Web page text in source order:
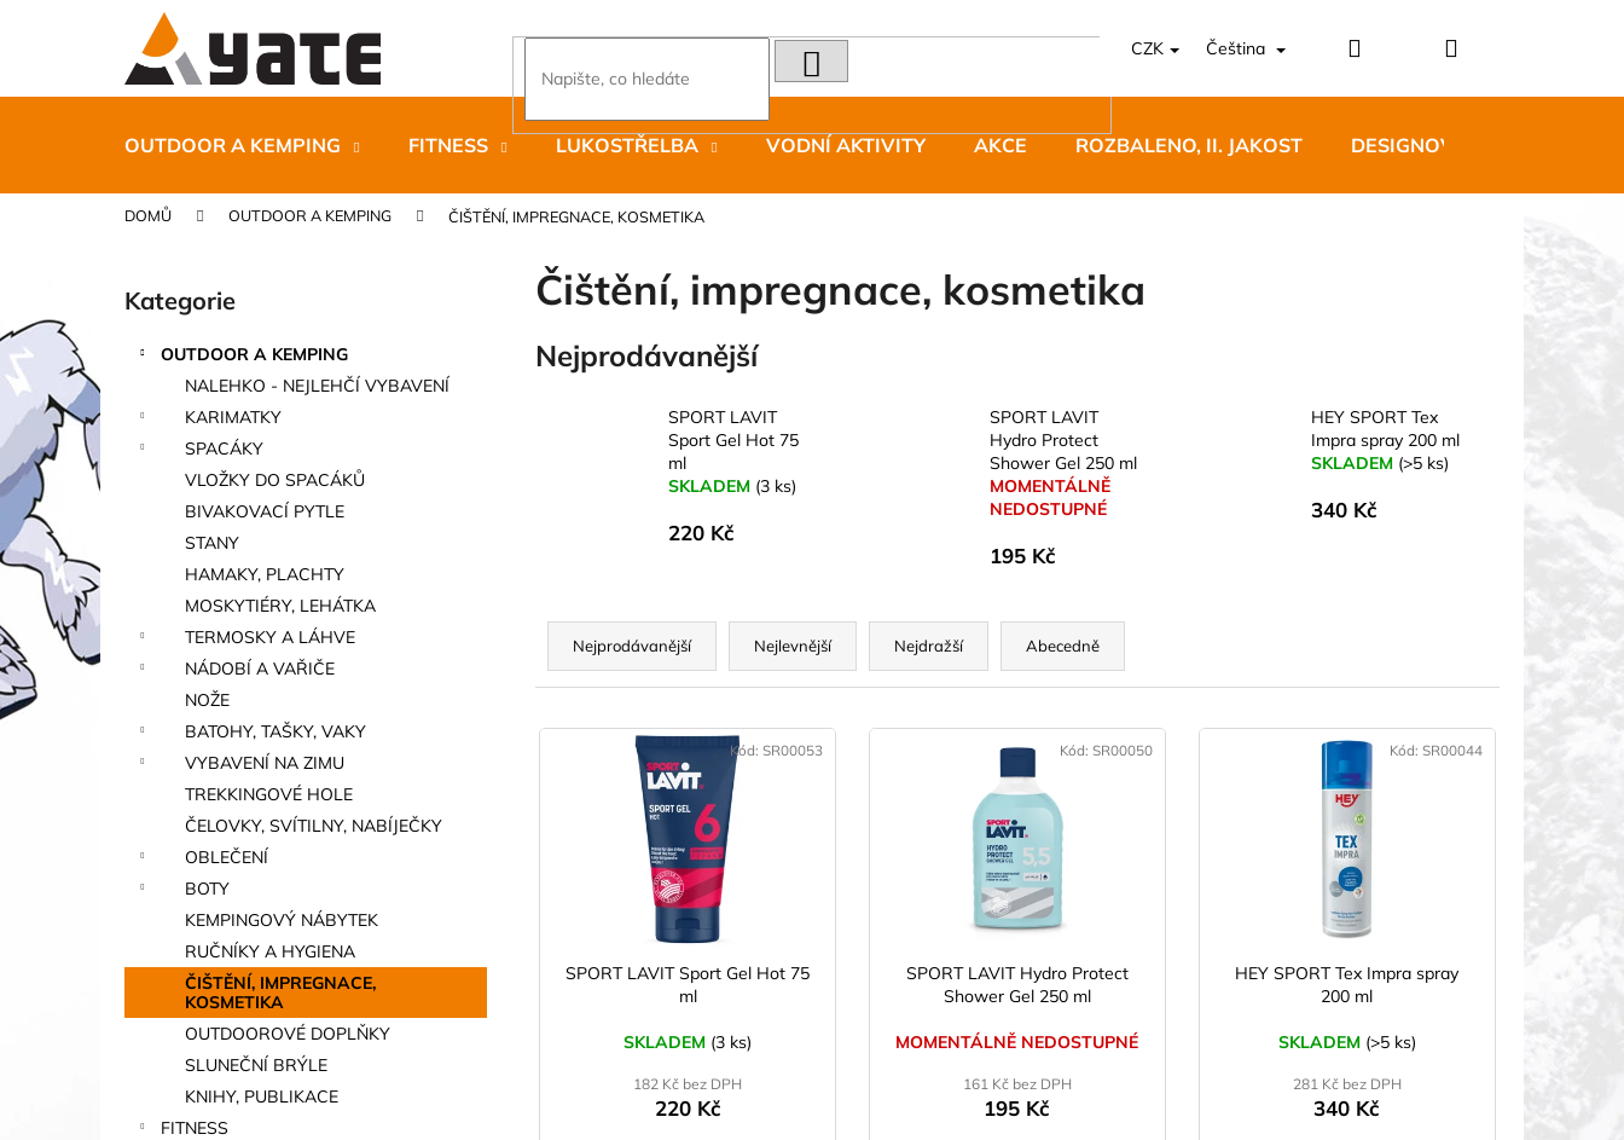
CZK Čeština PřihlášeníNákupní
OUTDOOR A KEMPING FITNESS LUKOSTŘELBA VODNÍ AKTIVITY AKCE ROZBALENO, II. JAKOST DESIGNOVÝ NÁBYTEK
DOMŮ OUTDOOR A KEMPING ČIŠTĚNÍ, IMPREGNACE, KOSMETIKA
r
a
n
a
n
e
l
Přeskočit
kategorie
Kategorie
OUTDOOR A KEMPING
NALEHKO - NEJLEHČÍ VYBAVENÍ
KARIMATKY
SPACÁKY
VLOŽKY DO SPACÁKŮ
BIVAKOVACÍ PYTLE
STANY
HAMAKY, PLACHTY
MOSKYTIÉRY, LEHÁTKA
TERMOSKY A LÁHVE
NÁDOBÍ A VAŘIČE
NOŽE
BATOHY, TAŠKY, VAKY
VYBAVENÍ NA ZIMU
TREKKINGOVÉ HOLE
ČELOVKY, SVÍTILNY, NABÍJEČKY
OBLEČENÍ
BOTY
KEMPINGOVÝ NÁBYTEK
RUČNÍKY A HYGIENA
ČIŠTĚNÍ, IMPREGNACE,
KOSMETIKA
OUTDOOROVÉ DOPLŇKY
SLUNEČNÍ BRÝLE
KNIHY, PUBLIKACE
FITNESS
Čištění, impregnace, kosmetika
Nejprodávanější
SPORT LAVIT
Sport Gel Hot 75
ml
SKLADEM (3 ks)
220 Kč
SPORT LAVIT
Hydro Protect
Shower Gel 250 ml
MOMENTÁLNĚ
NEDOSTUPNÉ
195 Kč
HEY SPORT Tex
Impra spray 200 ml
SKLADEM (>5 ks)
340 Kč
Ř
z
Nejprodávanější Nejlevnější Nejdražší Abecedně
V
SPORT LAVIT Sport Gel Hot 75
ml
SKLADEM (3 ks)
182 Kč bez DPH
220 Kč
Kód:SR00053
SPORT LAVIT Hydro Protect
Shower Gel 250 ml
MOMENTÁLNĚ NEDOSTUPNÉ
161 Kč bez DPH
195 Kč
Kód: SR00050
HEY SPORT Tex Impra spray
200 ml
SKLADEM (>5 ks)
281 Kč bez DPH
340 Kč
Kód: SR00044
í
do
do
Co potřebujete najít?
CARNOSPORT GEL 100 ML
899 Kč
LAKEN LÁHEV HLINÍK FUTURA 1500
1 603 Kč
Původně: 2 290 Kč